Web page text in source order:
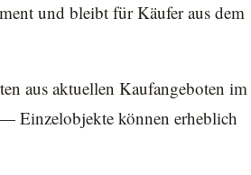
und bleibt für Käufer aus dem
aus aktuellen Kaufangeboten im
Einzelobjekte können erheblich